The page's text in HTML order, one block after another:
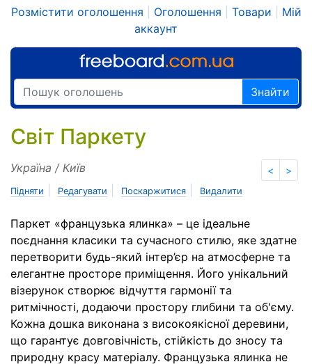
Розмістити оголошення Оголошення Товари
Мій
аккаунт
Знайти
Світ Паркету
< >
Україна / Київ
Підняти Редагувати Поскаржитися Видалити
Паркет «французька ялинка» – це ідеальне
поєднання класики та сучасного стилю, яке здатне
перетворити будь-який інтер’єр на атмосферне та
елегантне просторе приміщення. Його унікальний
візерунок створює відчуття гармонії та
ритмічності, додаючи простору глибини та об'єму.
Кожна дошка виконана з високоякісної деревини,
що гарантує довговічність, стійкість до зносу та
природну красу матеріалу. Французька ялинка не